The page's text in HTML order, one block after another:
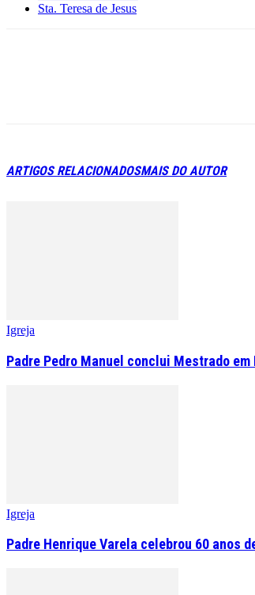
Sta. Teresa de Jesus
ARTIGOS RELACIONADOSMAIS DO AUTOR
Igreja
Padre Pedro Manuel conclui Mestrado
Igreja
Padre Henrique Varela celebrou 60 anos